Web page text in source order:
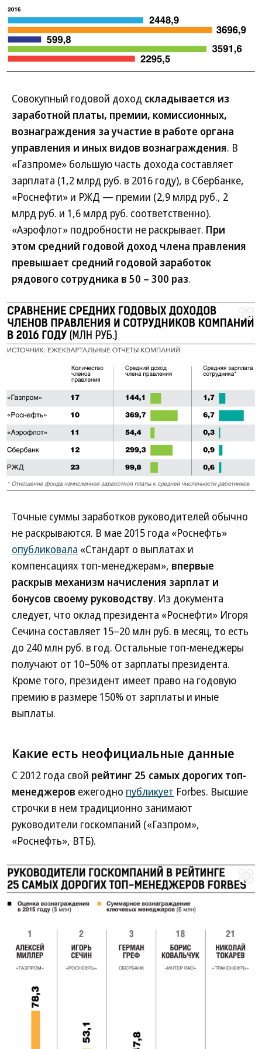
Совокупный годовой доход складывается из
заработной платы, премии, комиссионных,
вознаграждения за участие в работе органа
управления и иных видов вознаграждения. В
«Газпроме» большую часть дохода составляет
зарплата (1,2 млрд руб. в 2016 году), в Сбербанке,
«Роснефти» и РЖД — премии (2,9 млрд руб., 2
млрд руб. и 1,6 млрд руб. соответственно).
«Аэрофлот» подробности не раскрывает. При
этом средний годовой доход члена правления
превышает средний годовой заработок
рядового сотрудника в 50 – 300 раз.
Развернуть
Точные суммы заработков руководителей обычно
не раскрываются. В мае 2015 года «Роснефть»
опубликовала «Стандарт о выплатах и
компенсациях топ-менеджерам», впервые
раскрыв механизм начисления зарплат и
бонусов своему руководству. Из документа
следует, что оклад президента «Роснефти» Игоря
Сечина составляет 15–20 млн руб. в месяц, то есть
до 240 млн руб. в год. Остальные топ-менеджеры
получают от 10–50% от зарплаты президента.
Кроме того, президент имеет право на годовую
премию в размере 150% от зарплаты и иные
выплаты.
Какие есть неофициальные данные
C 2012 года свой рейтинг 25 самых дорогих топ-
менеджеров ежегодно публикует Forbes. Высшие
строчки в нем традиционно занимают
руководители госкомпаний («Газпром»,
«Роснефть», ВТБ).
Развернуть